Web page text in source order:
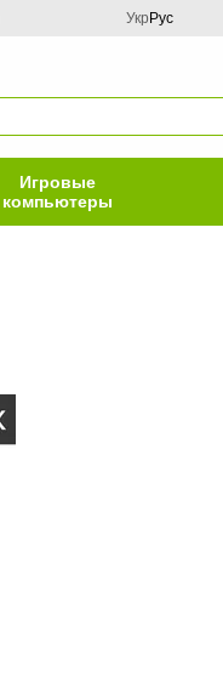
Укр Рус
Игровые
компьютеры